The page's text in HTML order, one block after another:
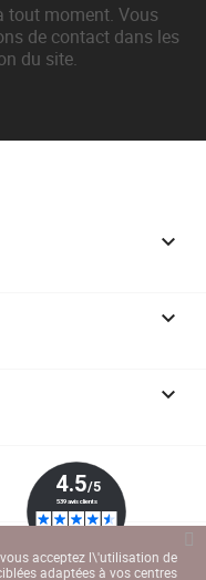
tout moment. Vous
de contact dans les
du site.



acceptez l\'utilisation de
adaptées à vos centres